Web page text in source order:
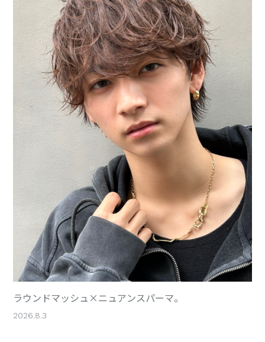
ラウンドマッシュ×ニュアンスパーマ。
2026.8.3